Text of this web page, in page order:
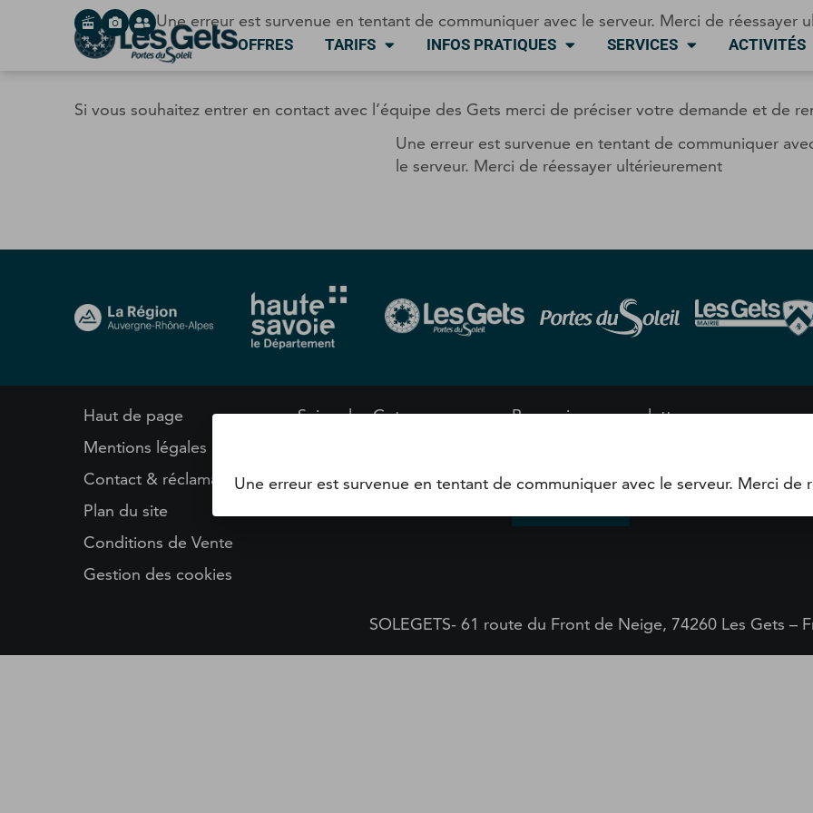
Une erreur est survenue en tentant de communiquer avec le serveur. Merci de réessayer
OFFRES TARIFS INFOS PRATIQUES SERVICES ACTIVITÉS
Si vous souhaitez entrer en contact avec l’équipe des Gets merci de préciser votre demande et de
Une erreur est survenue en tentant de communiquer
le serveur. Merci de réessayer ultérieurement
Haut de page
Mentions légales
Contact & réclamations
Plan du site
Conditions de Vente
Gestion des cookies
Suivez les Gets Recevoir nos newsletters
SOLEGETS- 61 route du Front de Neige, 74260 Les Gets –
Une erreur est survenue en tentant de communiquer avec le serveur. Merci de
Panneau de gestion des cookies